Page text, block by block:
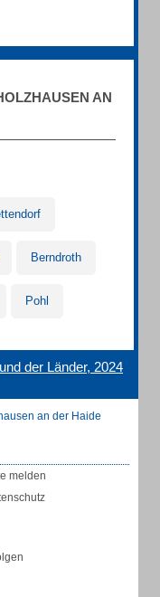
AN
Berndroth
Pohl
der Länder, 2024
an der Haide
melden